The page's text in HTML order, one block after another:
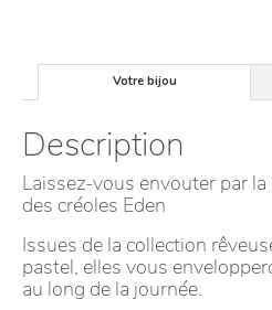
Votre bijou
Description
Laissez-vous envouter par
des créoles Eden
Issues de la collection
pastel, elles vous
au long de la journée.